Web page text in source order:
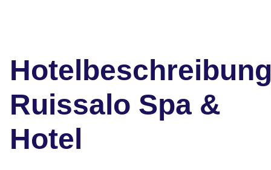
Ruissalo Spa &
Hotel